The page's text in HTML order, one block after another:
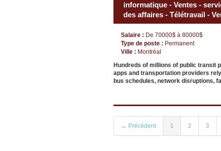
informatique - Ventes -
des affaires - Télétravail -
Salaire : De 70000$ à 80000$
Type de poste : Permanent
Ville : Montréal
Hundreds of millions of public transit
apps and transportation providers
bus schedules, network disruptions,
← Précédent 1 2 3